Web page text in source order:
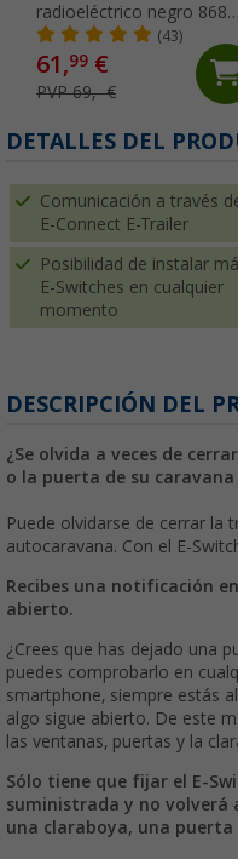
radioeléctrico negro 868
Mhz Thitronik
(43)
61,99 €
PVP 69,- €
DETALLES DEL
Comunicación a través
E-Connect E-Trailer
Posibilidad de instalar
E-Switches en cualquier
momento
DESCRIPCIÓN DEL
¿Se olvida a veces de
o la puerta de su
Puede olvidarse de cerrar la
autocaravana. Con el E-
Recibes una notificación
abierto.
¿Crees que has dejado una
puedes comprobarlo en
smartphone, siempre estás
algo sigue abierto. De este
las ventanas, puertas y la
Sólo tiene que fijar el E-
suministrada y no volverá
una claraboya, una